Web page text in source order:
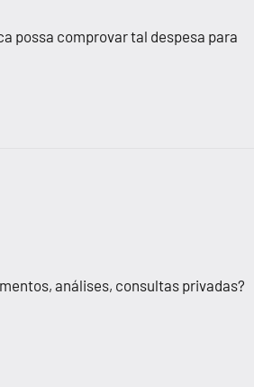
possa comprovar tal despesa para
análises, consultas privadas?